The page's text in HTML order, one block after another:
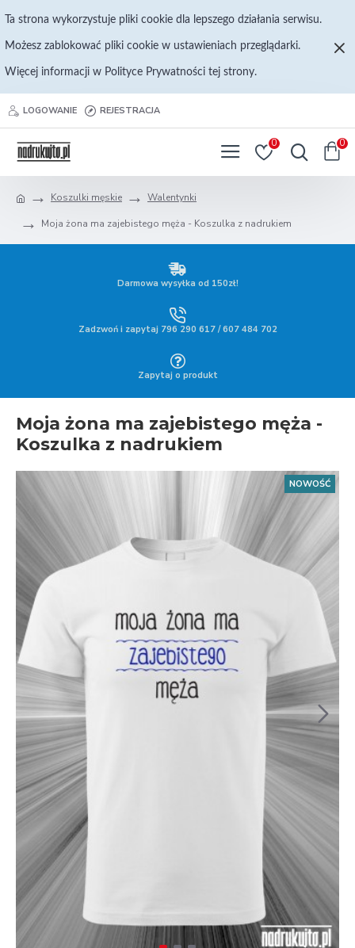
Ta strona wykorzystuje pliki cookie dla lepszego działania serwisu.
Możesz zablokować pliki cookie w ustawieniach przeglądarki.
Więcej informacji w Polityce Prywatności tej strony.
LOGOWANIE REJESTRACJA
0 0
Koszulki męskie Walentynki
Moja żona ma zajebistego męża - Koszulka z nadrukiem
Darmowa wysyłka od 150zł!
Zadzwoń i zapytaj 796 290 617 / 607 484 702
Zapytaj o produkt
Moja żona ma zajebistego męża -
Koszulka z nadrukiem
NOWOŚĆ